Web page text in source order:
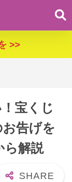
>>
宝くじ
告げを
ら解説